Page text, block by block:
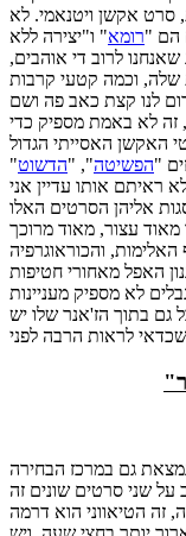
סרט אקשן ויטנאמי. לא
הם "רומא" ו"יצירה ללא
לרוב די אוהבים,
וכמה קטעי קרבות
זה לא באמת מספיק כדי
האקשן האסייתי הגדול
"הפשיטה", "הדשוט"
ראיתם אותו עדיין אני
אליהן הסרטים האלו
מאוד עצור, מאוד מרוכך
והכוראוגרפיה
האפל מאחורי חטיפות
גם בתוך הז'אנר שלו יש
גם במרכז הבחירה
שני סרטים שונים זה
זה הטיאווני הוא דרמה